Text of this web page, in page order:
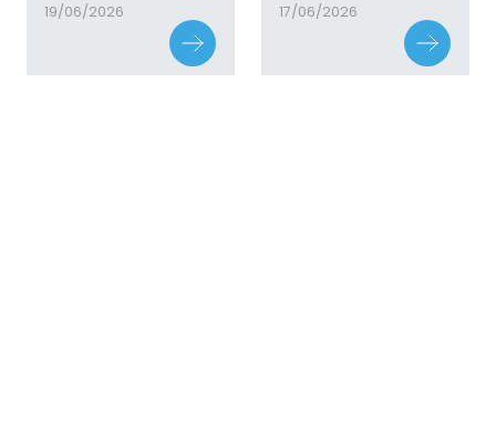
19/06/2026 17/06/2026